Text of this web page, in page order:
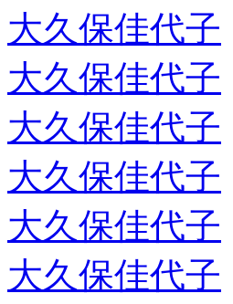
大久保佳代子
大久保佳代子
大久保佳代子
大久保佳代子
大久保佳代子
大久保佳代子